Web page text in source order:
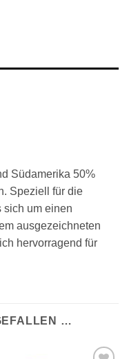
Südamerika 50%
Speziell für die
sich um einen
ausgezeichneten
hervorragend für
…